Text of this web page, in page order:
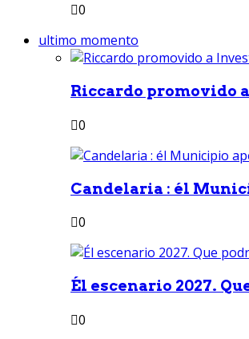
0
ultimo momento
Riccardo promovido
0
Candelaria : él
0
Él escenario 2027.
0